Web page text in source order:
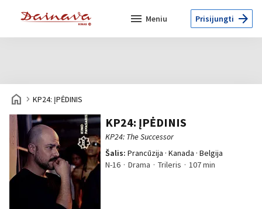
menu Meniu Prisijungti arrow_forward
home navigate_next KP24: ĮPĖDINIS
KP24: ĮPĖDINIS
KP24: The Successor
Šalis: Prancūzija · Kanada · Belgija
N-16
Drama Trileris 107 min